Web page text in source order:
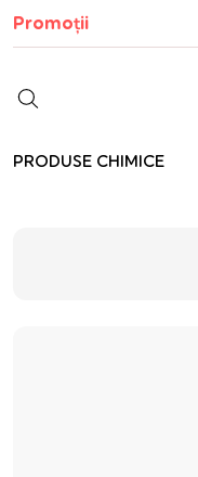
Promoții
PRODUSE CHIMICE